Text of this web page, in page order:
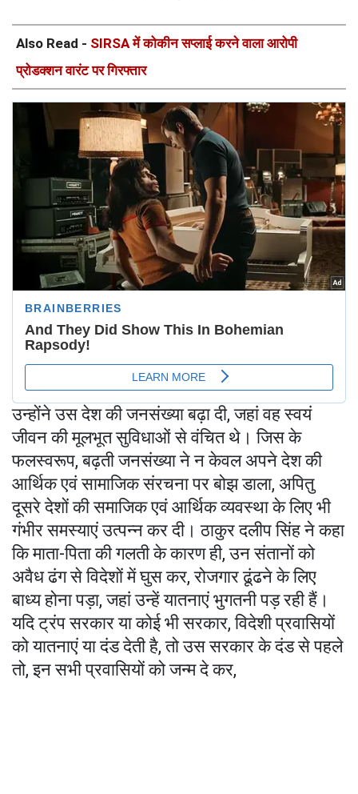
Also Read - SIRSA में कोकीन सप्लाई करने वाला आरोपी
प्रोडक्शन वारंट पर गिरफ्तार
उन्होंने उस देश की जनसंख्या बढ़ा दी, जहां वह स्वयं
जीवन की मूलभूत सुविधाओं से वंचित थे। जिस के
फलस्वरूप, बढ़ती जनसंख्या ने न केवल अपने देश की
आर्थिक एवं सामाजिक संरचना पर बोझ डाला, अपितु
दूसरे देशों की समाजिक एवं आर्थिक व्यवस्था के लिए भी
गंभीर समस्याएं उत्पन्न कर दी। ठाकुर दलीप सिंह ने कहा
कि माता-पिता की गलती के कारण ही, उन संतानों को
अवैध ढंग से विदेशों में घुस कर, रोजगार ढूंढने के लिए
बाध्य होना पड़ा, जहां उन्हें यातनाएं भुगतनी पड़ रही हैं।
यदि ट्रंप सरकार या कोई भी सरकार, विदेशी प्रवासियों
को यातनाएं या दंड देती है, तो उस सरकार के दंड से पहले
तो, इन सभी प्रवासियों को जन्म दे कर,